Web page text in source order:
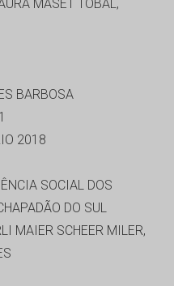
MASET TOBAL,
BARBOSA
2018
SOCIAL DOS
DO SUL
MAIER SCHEER MILER,